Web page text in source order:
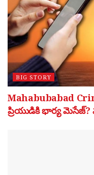
BIG STORY
Mahabubabad
ప్రియుడికి భార్య